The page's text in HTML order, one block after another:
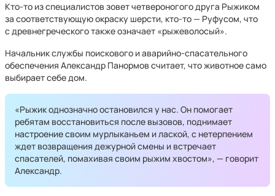
Кто-то из специалистов зовет четвероногого друга Рыжиком
за соответствующую окраску шерсти, кто-то — Руфусом, что
с древнегреческого также означает «рыжеволосый».
Начальник службы поискового и аварийно-спасательного
обеспечения Александр Панормов считает, что животное само
выбирает себе дом.
«Рыжик однозначно остановился у нас. Он помогает
ребятам восстановиться после вызовов, поднимает
настроение своим мурлыканьем и лаской, с нетерпением
ждет возвращения дежурной смены и встречает
спасателей, помахивая своим рыжим хвостом», — говорит
Александр.